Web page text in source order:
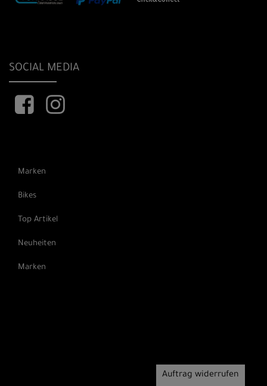
SOCIAL MEDIA
Marken
Bikes
Top Artikel
Neuheiten
Marken
Auftrag widerrufen